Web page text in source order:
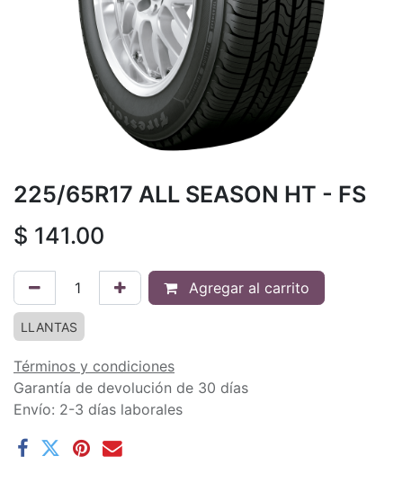
225/65R17 ALL SEASON HT - FS
$ 141.00
Agregar al carrito
LLANTAS
Términos y condiciones
Garantía de devolución de 30 días
Envío: 2-3 días laborales